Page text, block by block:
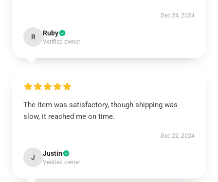
Dec 24, 2024
R Ruby
Verified owner
The item was satisfactory, though shipping was
slow, it reached me on time.
Dec 22, 2024
J Justin
Verified owner